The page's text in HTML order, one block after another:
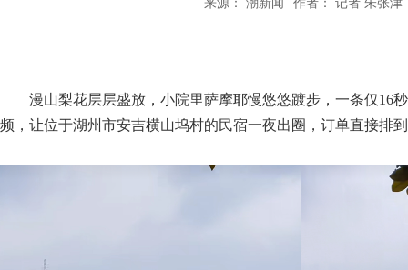
来源： 潮新闻 作者： 记者 朱张津
漫山梨花层层盛放，小院里萨摩耶慢悠悠踱步，一条仅16
频，让位于湖州市安吉横山坞村的民宿一夜出圈，订单直接排
列推选